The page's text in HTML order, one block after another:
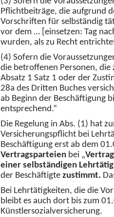
Pflichtbeiträge, die aufgrund
Vorschriften für selbständig
vor dem … [einsetzen: Tag
wurden, als zu Recht
(4) Sofern die
die betroffenen Personen, die
Absatz 1 Satz 1 oder der
28a des Dritten Buches
ab Beginn der Beschäftigung
entsprechend.“
Die Regelung in Abs. (1) hat
Versicherungspflicht bei
Beschäftigung erst ab dem
Vertragsparteien bei „
einer selbständigen
der Beschäftigte zustimmt.
Bei Lehrtätigkeiten, die die
bleibt es auch dort bis zum
Künstlersozialversicherung.